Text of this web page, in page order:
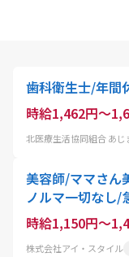
歯科衛生士/年間
時給1,462円～
美容師/ママさん
ノルマ一切なし/
日・1日6h〜OK
時給1,150円～
株式会社アイ・スタイル